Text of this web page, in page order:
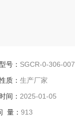
号： SGCR-0-306-007
质： 生产厂家
间： 2025-01-05
量： 913